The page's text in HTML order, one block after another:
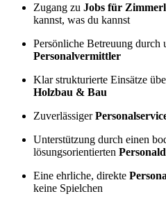
Zugang zu Jobs für
kannst, was du kannst
Persönliche Betreuung durch
Personalvermittler
Klar strukturierte Einsätze
Holzbau & Bau
Zuverlässiger
Unterstützung durch einen
lösungsorientierten
Eine ehrliche, direkte
keine Spielchen